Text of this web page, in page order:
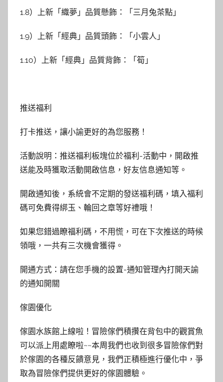
1.8）上新「織夢」品質懸飾：「三月兔茶點」
1.9）上新「經典」品質頭飾：「小雲人」
1.10）上新「經典」品質背飾：「筍」
推送福利
打卡推送，讓小諭更好的為您服務！
活動說明：推送福利板塊位於福利-活動中，開啟推
送能及時獲取活動開啟信息，好友信息通知等。
開啟通知後，系統會不定期的發送福利碼，填入福利
碼可免費得綁玉、輪回之章等好禮哦！
如果您錯過瞭福利碼，不用慌，可在下次推送的時候
領哦，一共有三次機會獲得。
開通方式：請在您手機的設置-通知管理內打開天諭
的通知開關
傢園優化
傢園水族館上線啦！冒險傢們積攢在背包中的觀賞魚
可以派上用處瞭啦~~本周我們也收到很多冒險傢們對
於傢園的各種反饋意見，我們正積極進行優化中，爭
取為冒險傢們提供更好的傢園體驗。